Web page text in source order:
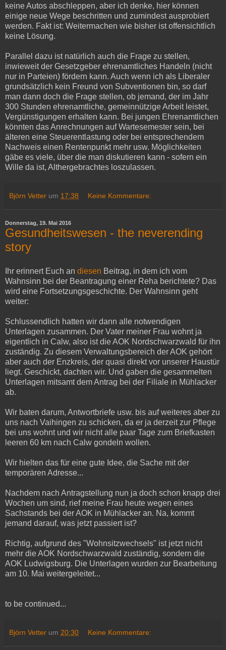
keine Autos abschleppen, aber ich denke, hier können
einige neue Wege beschritten und zumindest ausprobiert
werden. Fakt ist: Weitermachen wie bisher ist offensichtlich
keine Lösung.
Parallel dazu ist natürlich auch die Frage zu stellen,
inwieweit der Gesetzgeber ehrenamtliches Handeln (nicht
nur in Parteien) fördern kann. Auch wenn ich als Liberaler
grundsätzlich kein Freund von Subventionen bin, so darf
man dann doch die Frage stellen, ob jemand, der im Jahr
300 Stunden ehrenamtliche, gemeinnützige Arbeit leistet,
Vergünstigungen erhalten kann. Bei jungen Ehrenamtlichen
könnten das Anrechnungen auf Wartesemester sein, bei
älteren eine Steuerentlastung oder bei entsprechendem
Nachweis einen Rentenpunkt mehr usw. Möglichkeiten
gäbe es viele, über die man diskutieren kann - sofern ein
Wille da ist, Althergebrachtes loszulassen.
Björn Vetter um 17:38 Keine Kommentare:
Donnerstag, 19. Mai 2016
Gesundheitswesen - the neverending
story
Ihr erinnert Euch an diesen Beitrag, in dem ich vom
Wahnsinn bei der Beantragung einer Reha berichtete? Das
wird eine Fortsetzungsgeschichte. Der Wahnsinn geht
weiter:
Schlussendlich hatten wir dann alle notwendigen
Unterlagen zusammen. Der Vater meiner Frau wohnt ja
eigentlich in Calw, also ist die AOK Nordschwarzwald für ihn
zuständig. Zu diesem Verwaltungsbereich der AOK gehört
aber auch der Enzkreis, der quasi direkt vor unserer Haustür
liegt. Geschickt, dachten wir. Und gaben die gesammelten
Unterlagen mitsamt dem Antrag bei der Filiale in Mühlacker
ab.
Wir baten darum, Antwortbriefe usw. bis auf weiteres aber zu
uns nach Vaihingen zu schicken, da er ja derzeit zur Pflege
bei uns wohnt und wir nicht alle paar Tage zum Briefkasten
leeren 60 km nach Calw gondeln wollen.
Wir hielten das für eine gute Idee, die Sache mit der
temporären Adresse...
Nachdem nach Antragstellung nun ja doch schon knapp drei
Wochen um sind, rief meine Frau heute wegen eines
Sachstands bei der AOK in Mühlacker an. Na, kommt
jemand darauf, was jetzt passiert ist?
Richtig, aufgrund des "Wohnsitzwechsels" ist jetzt nicht
mehr die AOK Nordschwarzwald zuständig, sondern die
AOK Ludwigsburg. Die Unterlagen wurden zur Bearbeitung
am 10. Mai weitergeleitet...
to be continued...
Björn Vetter um 20:30 Keine Kommentare: